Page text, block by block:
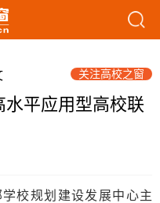
关注高校之窗
平应用型高校联
校规划建设发展中心主